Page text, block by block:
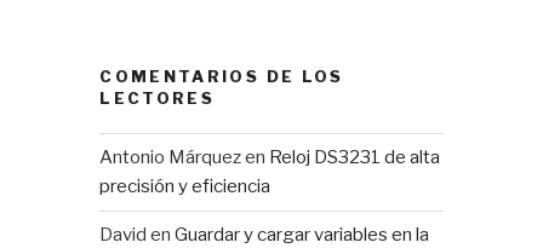
COMENTARIOS DE LOS
LECTORES
Antonio Márquezen Reloj DS3231 de alta
precisión y eficiencia
David enGuardar y cargar variables en la